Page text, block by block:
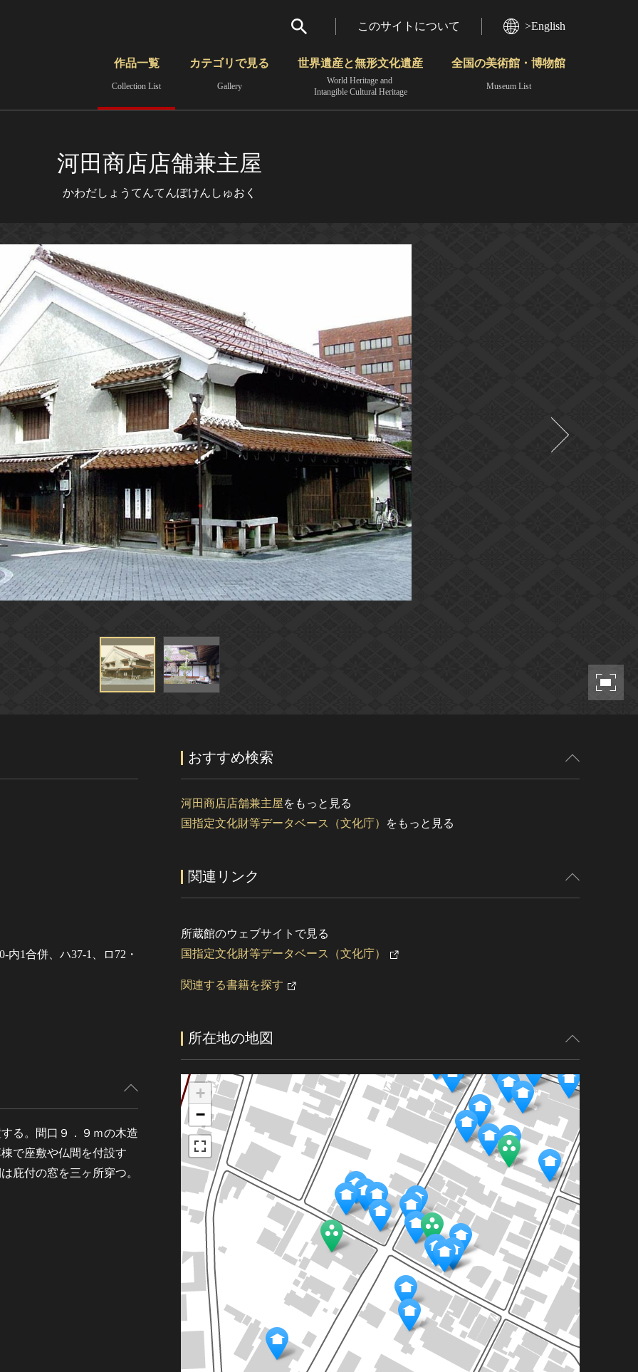
さらに詳細検索
このサイトについて >English
作品一覧
Collection List
カテゴリで見る
Gallery
世界遺産と無形文化遺産
World Heritage and
Intangible Cultural Heritage
全国の美術館・博物館
Museum List
河田商店店舗兼主屋
かわだしょうてんてんぽけんしゅおく
内1合併、ハ37-1、ロ72・
る。間口９．９ｍの木造
で座敷や仏間を付設す
庇付の窓を三ヶ所穿つ。
おすすめ検索
河田商店店舗兼主屋をもっと見る
国指定文化財等データベース（文化庁）
をもっと見る
関連リンク
所蔵館のウェブサイトで見る
国指定文化財等データベース（文化庁）
関連する書籍を探す
所在地の地図
+
−